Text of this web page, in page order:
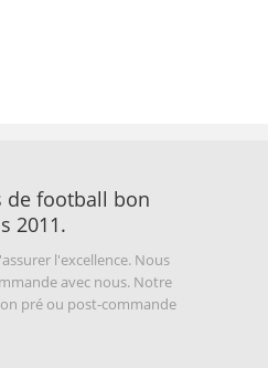
football bon
2011.
l'excellence. Nous
avec nous. Notre
pré ou post-commande